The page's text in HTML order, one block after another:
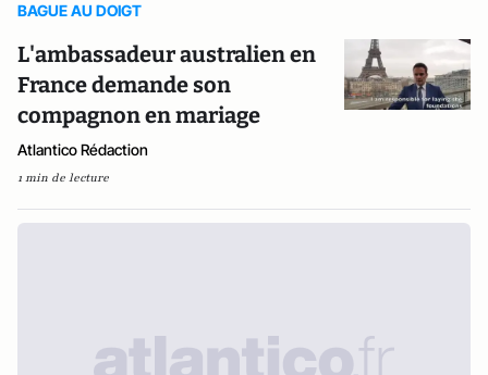
BAGUE AU DOIGT
L'ambassadeur australien en
France demande son
compagnon en mariage
Atlantico Rédaction
1 min de lecture